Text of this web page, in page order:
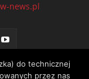
news.pl
do technicznej
przez nas